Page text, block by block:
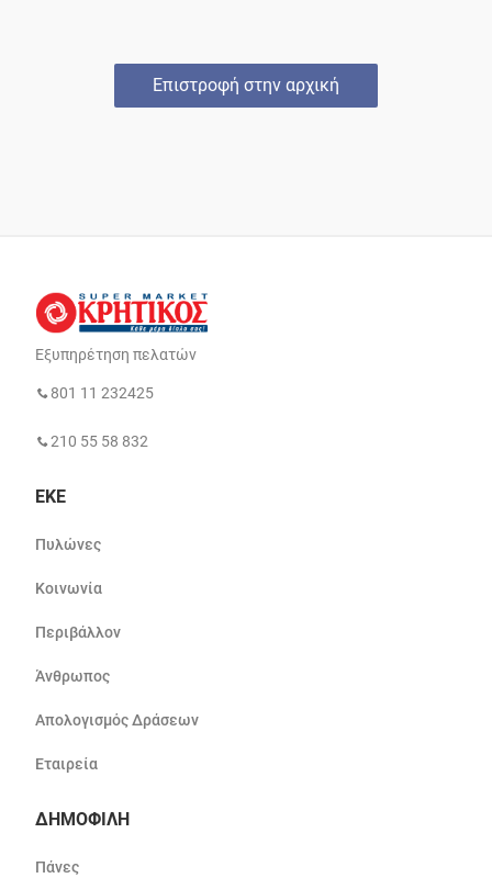
Επιστροφή στην αρχική
Εξυπηρέτηση πελατών
801 11 232425
210 55 58 832
ΕΚΕ
Πυλώνες
Κοινωνία
Περιβάλλον
Άνθρωπος
Απολογισμός Δράσεων
Εταιρεία
ΔΗΜΟΦΙΛΗ
Πάνες